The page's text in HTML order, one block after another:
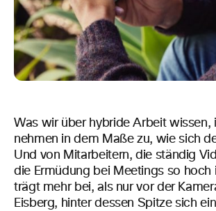
Was wir über hybride Arbeit
nehmen in dem Maße zu, wie sich
Und von Mitarbeitern, die ständig
die Ermüdung bei Meetings so
trägt mehr bei, als nur vor der
Eisberg, hinter dessen Spitze sich